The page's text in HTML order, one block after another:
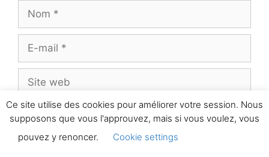
mail
web
huit − = deux
Ce site utilise des cookies pour améliorer votre session. Nous
supposons que vous l'approuvez, mais si vous voulez, vous
pouvez y renoncer.
Cookie settings